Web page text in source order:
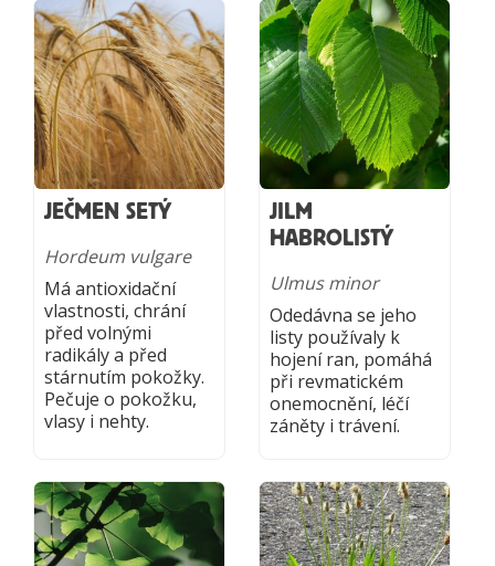
JEČMEN SETÝ
Hordeum vulgare
Má antioxidační
vlastnosti, chrání
před volnými
radikály a před
stárnutím pokožky.
Pečuje o pokožku,
vlasy i nehty.
JILM
HABROLISTÝ
Ulmus minor
Odedávna se jeho
listy používaly k
hojení ran, pomáhá
při revmatickém
onemocnění, léčí
záněty i trávení.